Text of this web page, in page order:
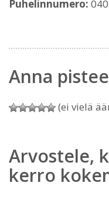
Puhelinnumero:
Anna
(ei vielä
Arvostele,
kerro